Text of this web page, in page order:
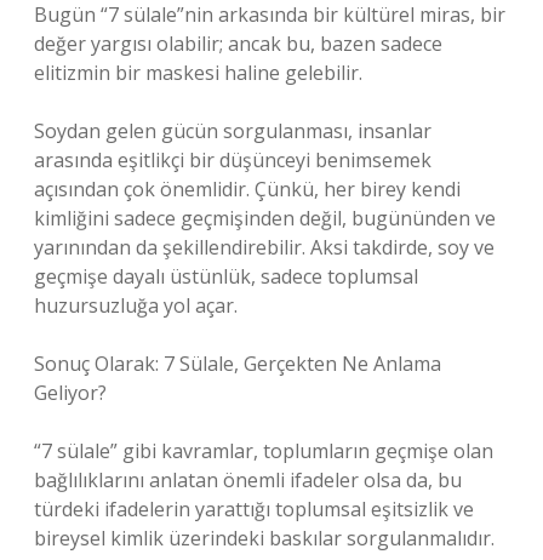
Bugün “7 sülale”nin arkasında bir kültürel miras, bir
değer yargısı olabilir; ancak bu, bazen sadece
elitizmin bir maskesi haline gelebilir.
Soydan gelen gücün sorgulanması, insanlar
arasında eşitlikçi bir düşünceyi benimsemek
açısından çok önemlidir. Çünkü, her birey kendi
kimliğini sadece geçmişinden değil, bugününden ve
yarınından da şekillendirebilir. Aksi takdirde, soy ve
geçmişe dayalı üstünlük, sadece toplumsal
huzursuzluğa yol açar.
Sonuç Olarak: 7 Sülale, Gerçekten Ne Anlama
Geliyor?
“7 sülale” gibi kavramlar, toplumların geçmişe olan
bağlılıklarını anlatan önemli ifadeler olsa da, bu
türdeki ifadelerin yarattığı toplumsal eşitsizlik ve
bireysel kimlik üzerindeki baskılar sorgulanmalıdır.